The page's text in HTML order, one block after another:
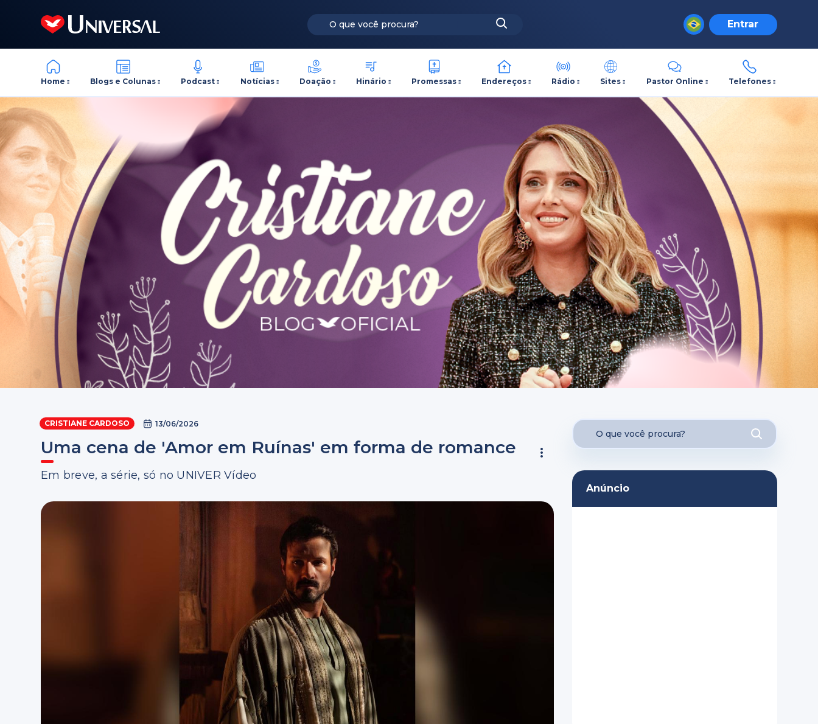
Entrar
Home Blogs e Colunas Podcast Notícias Doação Hinário Promessas Endereços Rádio Sites Pastor Online Telefones
CRISTIANE CARDOSO 13/06/2026
Uma cena de 'Amor em Ruínas' em forma de romance
Em breve, a série, só no UNIVER Vídeo
Anúncio